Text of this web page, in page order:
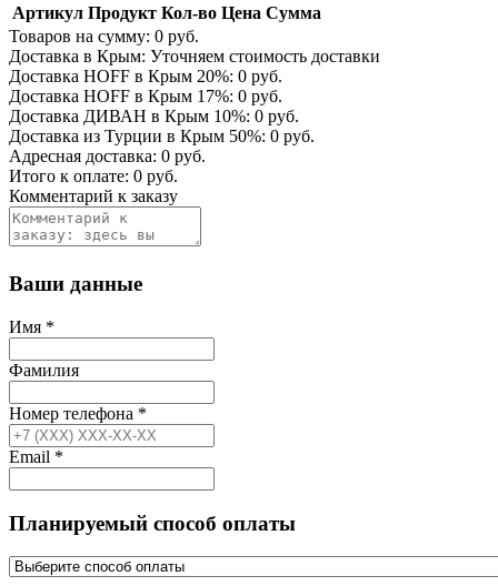
Артикул Продукт Кол-во Цена Сумма
Товаров на сумму: 0 руб.
Доставка в Крым: Уточняем стоимость доставки
Доставка HOFF в Крым 20%: 0 руб.
Доставка HOFF в Крым 17%: 0 руб.
Доставка ДИВАН в Крым 10%: 0 руб.
Доставка из Турции в Крым 50%: 0 руб.
Адресная доставка: 0 руб.
Итого к оплате: 0 руб.
Комментарий к заказу
Ваши данные
Имя *
Фамилия
Номер телефона *
Email *
Планируемый способ оплаты